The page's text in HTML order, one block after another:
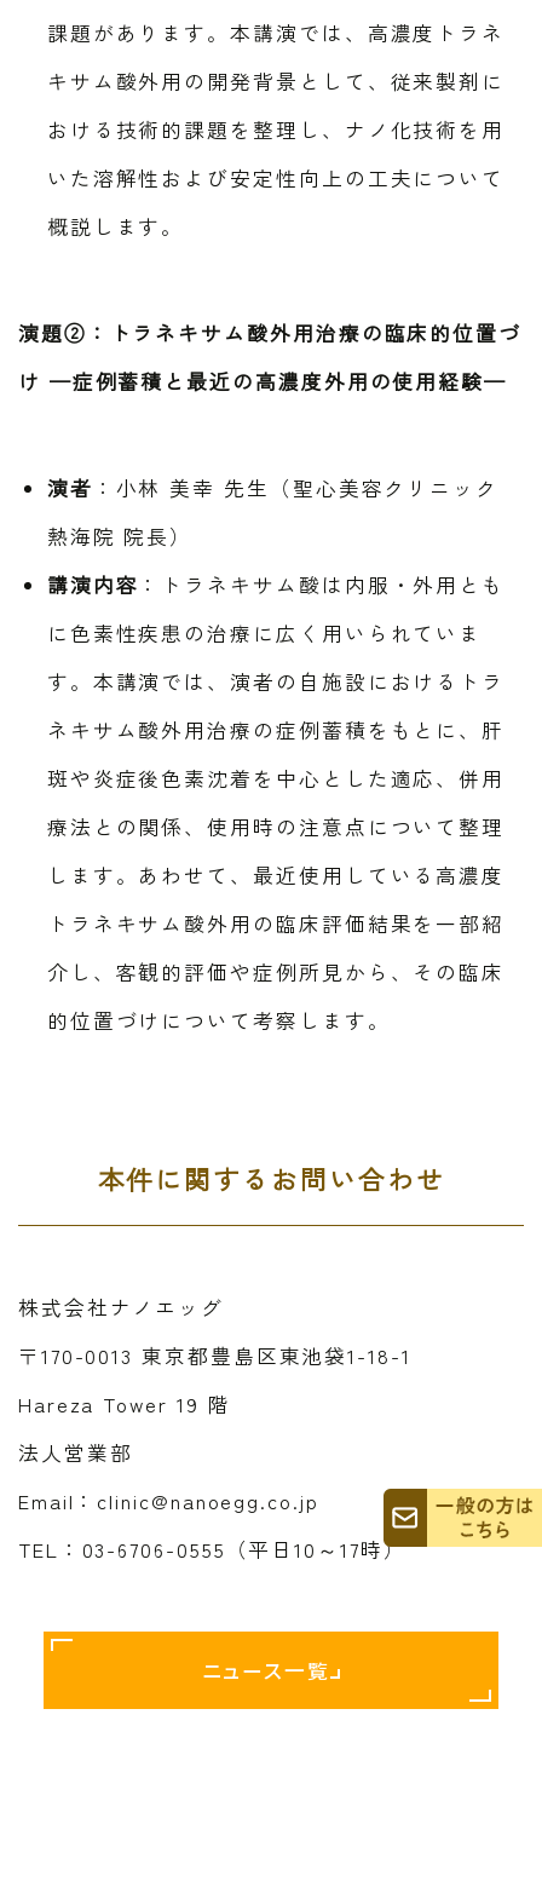
課題があります。本講演では、高濃度トラネ
キサム酸外用の開発背景として、従来製剤に
おける技術的課題を整理し、ナノ化技術を用
いた溶解性および安定性向上の工夫について
概説します。
演題②：トラネキサム酸外用治療の臨床的位置づ
け —症例蓄積と最近の高濃度外用の使用経験—
演者 ：小林 美幸 先生（聖心美容クリニック
熱海院 院長）
講演内容 ：トラネキサム酸は内服・外用とも
に色素性疾患の治療に広く用いられていま
す。本講演では、演者の自施設におけるトラ
ネキサム酸外用治療の症例蓄積をもとに、肝
斑や炎症後色素沈着を中心とした適応、併用
療法との関係、使用時の注意点について整理
します。あわせて、最近使用している高濃度
トラネキサム酸外用の臨床評価結果を一部紹
介し、客観的評価や症例所見から、その臨床
的位置づけについて考察します。
本件に関するお問い合わせ
株式会社ナノエッグ
〒170-0013 東京都豊島区東池袋1-18-1
Hareza Tower 19 階
法人営業部
Email：clinic@nanoegg.co.jp
TEL：03-6706-0555（平日10～17時）
ニュース一覧